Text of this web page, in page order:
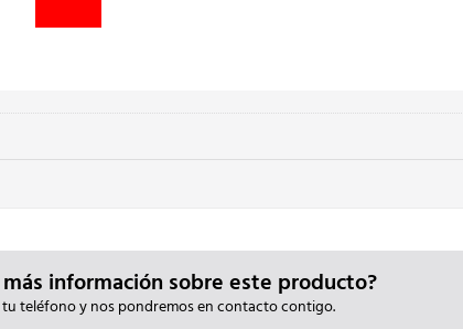
CONT.CONEX.POR
información sobre este producto?
teléfono y nos pondremos en contacto contigo.